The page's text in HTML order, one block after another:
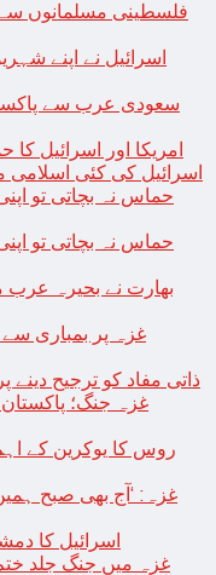
فلسطینی مسلمانوں
اسرائیل نے اپنے
سعودی عرب سے
امریکا اور اسرائیل
اسرائیل کی کئی
حماس نہ بچاتی تو
حماس نہ بچاتی تو
ذاتی مفاد کو ترجیح دینے پر3 افغان کرکٹرز کیخلاف کارروائی
غزہ جنگ؛
روس کا یوکرین کے
غزہ: ‘آج بھی صبح
اسرائیل کا
غزہ میں جنگ جلد